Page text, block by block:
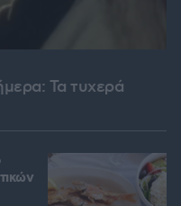
Τα τυχερά